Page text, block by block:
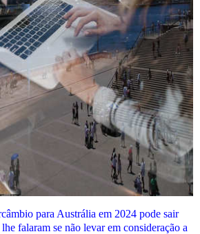
para Austrália em 2024 pode sair
falaram se não levar em consideração a